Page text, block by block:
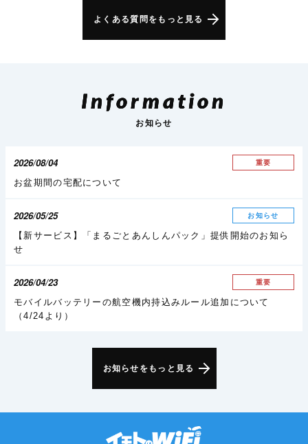
よくある質問をもっと見る
Information
お知らせ
2026/08/04 重要
お盆期間の宅配について
2026/05/25 お知らせ
【新サービス】「まるごとあんしんパック」提供開始のお知ら
せ
2026/04/23 重要
モバイルバッテリーの航空機内持込みルール追加について
（4/24より）
お知らせをもっと見る